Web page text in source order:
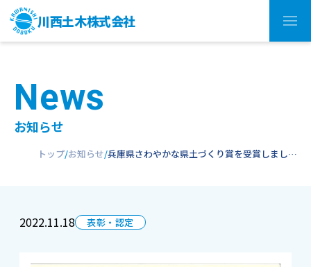
川西土木株式会社
News
お知らせ
トップ お知らせ 兵庫県さわやかな県土づくり賞を受賞しまし…
2022.11.18 表彰・認定